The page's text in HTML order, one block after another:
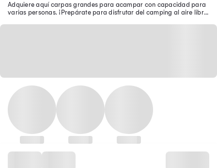
Adquiere aquí carpas grandes para acampar con capacidad para
varias personas. ¡Prepárate para disfrutar del camping al aire libre